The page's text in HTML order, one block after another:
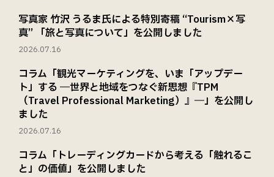
写真家 竹沢 うるま氏による特別寄稿 “Tourism×写
真” 「旅と写真について」を公開しました
2026.07.16
コラム「観光マーケティングを、いま「アップデー
ト」する ―世界と地域をつなぐ新思想『TPM
（Travel Professional Marketing）』―」を公開し
ました
2026.07.16
コラム「トレーディングカードから考える「触れるこ
と」の価値」を公開しました